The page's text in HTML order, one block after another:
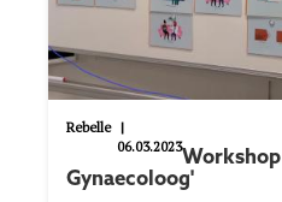
Rebelle |
06.03.2023
Gynaecoloog'